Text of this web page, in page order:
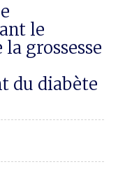
le
grossesse
du diabète